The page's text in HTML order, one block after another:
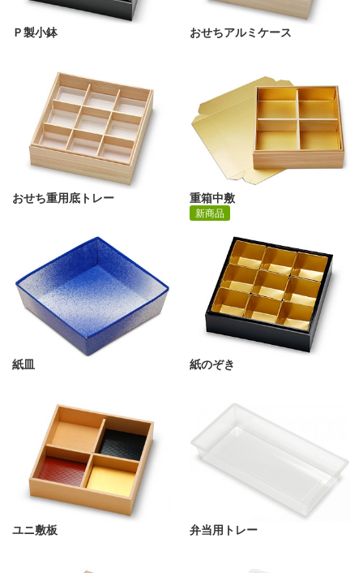
Ｐ製小鉢 おせちアルミケース
おせち重用底トレー 重箱中敷
新商品
紙皿 紙のぞき
ユニ敷板 弁当用トレー